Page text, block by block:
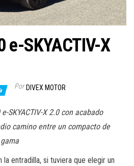
c
e-SKYACTIV-X
Por DIVEX MOTOR
SKYACTIV-X 2.0 con acabado
camino entre un compacto de
entradilla, si tuviera que elegir un